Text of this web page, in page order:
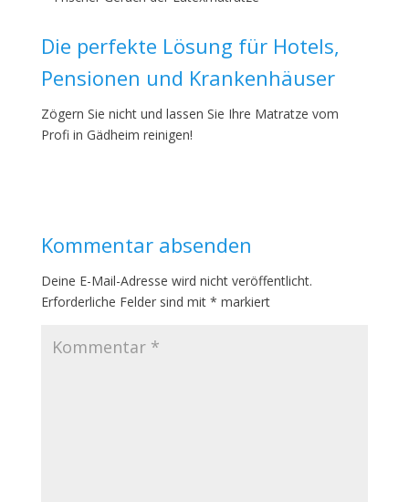
Die perfekte Lösung für Hotels,
Pensionen und Krankenhäuser
Zögern Sie nicht und lassen Sie Ihre Matratze vom
Profi in Gädheim reinigen!
Kommentar absenden
Deine E-Mail-Adresse wird nicht veröffentlicht.
Erforderliche Felder sind mit * markiert